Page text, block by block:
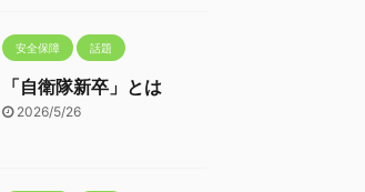
安全保障 話題
「自衛隊新卒」とは
2026/5/26